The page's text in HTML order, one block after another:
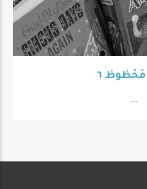
مَحْظُوظ ٦
...